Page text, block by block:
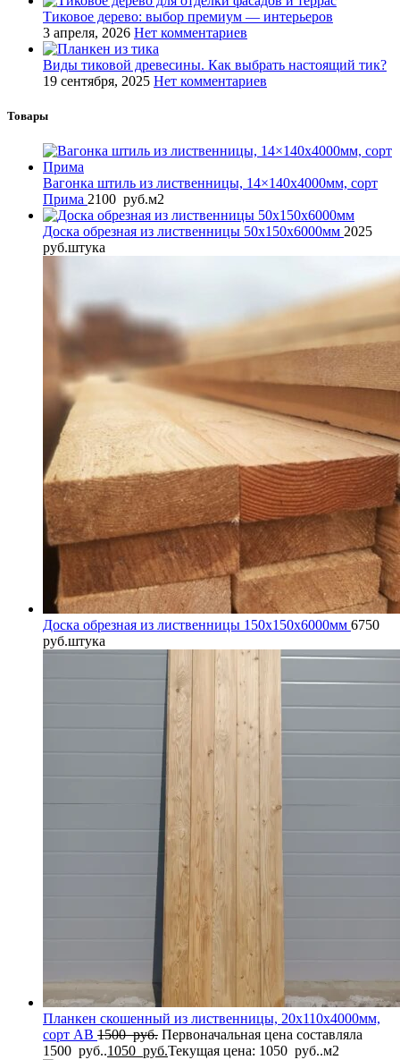
Тиковое дерево: выбор премиум — интерьеров
3 апреля, 2026 Нет комментариев
Виды тиковой древесины. Как выбрать настоящий тик?
19 сентября, 2025 Нет комментариев
Товары
Вагонка штиль из лиственницы, 14×140x4000мм, сорт
Прима 2100 руб.м2
Доска обрезная из лиственницы 50x150x6000мм 2025
руб.штука
Доска обрезная из лиственницы 150x150x6000мм 6750
руб.штука
Планкен скошенный из лиственницы, 20x110x4000мм,
сорт AB 1500руб. Первоначальная цена составляла
1500 руб..1050 руб.Текущая цена: 1050 руб..м2